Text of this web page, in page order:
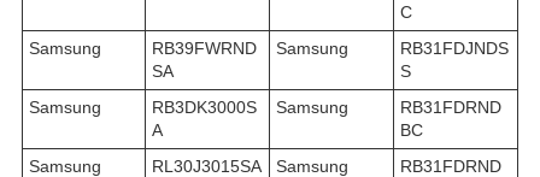
C
Samsung
RB39FWRND
SA
Samsung
RB31FDJNDS
S
Samsung
RB3DK3000S
A
Samsung
RB31FDRND
BC
Samsung
RL30J3015SA Samsung
RB31FDRND